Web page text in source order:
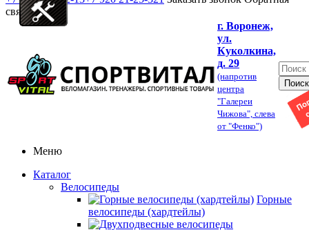
связь
г. Воронеж,
ул.
Куколкина,
д. 29
(напротив
центра
"Галереи
Чижова", слева
от "Фенко")
Меню
Каталог
Велосипеды
Горные
велосипеды (хардтейлы)